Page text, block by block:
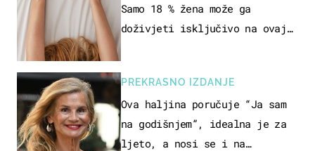
Samo 18 % žena može ga
doživjeti isključivo na ovaj
PREKRASNO IZDANJE
Ova haljina poručuje “Ja sam
na godišnjem”, idealna je za
ljeto, a nosi se i na